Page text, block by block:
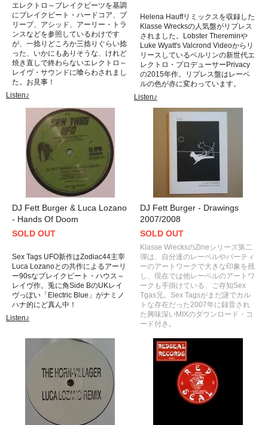
エレクトロ～ブレイクビーツを基調
にブレイクビート・ハードコア、ブ
リープ、アシッド、アーリー・トラ
ンスなどを参照しているわけです
が、一捻りどころか三捻りぐらい捻
った、いかにもありそうな、けれど
焼き直しで終わらないエレクトロ～
レイヴ・サウンドに喰らわされまし
た。お見事！
Listen♪
Helena Hauffリミックスを収録した
Klasse Wrecksの人気盤がリプレス
されました。Lobster Thereminや
Luke Wyatt's Valcrond Videoからリ
リースしているベルリンの新世代エ
レクトロ・プロデューサーPrivacy
の2015年作。リプレス盤はレーベ
ルの色が赤に変わっています。
Listen♪
DJ Fett Burger & Luca Lozano
- Hands Of Doom
SOLD OUT
Sex Tags UFO新作はZodiac44主宰
Luca Lozanoとの共作によるアーリ
ー90sなブレイクビート・ハウス～
レイヴ作。兎に角Side BのUKレイ
ヴっぽい「Electric Blue」がナミノ
ハナ的にど真ん中！
Listen♪
DJ Fett Burger - Drawings
2007/2008
SOLD OUT
Klasse WrecksのZineシリーズ第二
弾は、自分達のレーベルやパーティ
ーのアートワークで大きな印象を残
し、現在では他レーベルのアートワ
ークも手掛けている、ご存知Sex
Tgas兄。Sex Tagsがまだ謎でカル
トな存在だった2007年に録音され
た興味深いMIXのダウンロード・コ
ード付き。